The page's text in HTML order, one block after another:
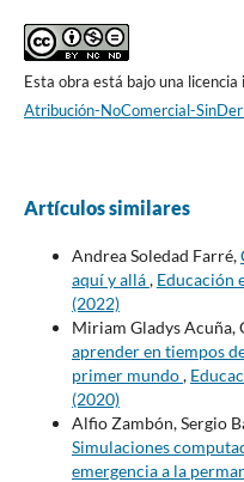
Esta obra está bajo una
Atribución-NoComercial-
Artículos similares
Andrea Soledad Farré,
aquí y allá, Educación
(2022)
Miriam Gladys Acuña,
aprender en tiempos
primer mundo,
(2020)
Alfio Zambón, Sergio
Simulaciones
emergencia a la